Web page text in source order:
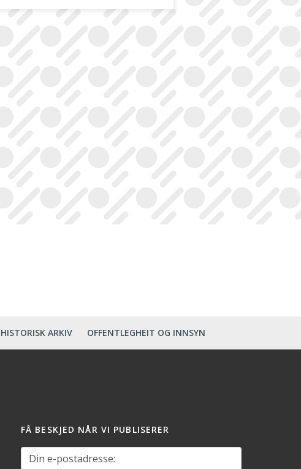
HISTORISK ARKIV OFFENTLEGHEIT OG INNSYN
FÅ BESKJED NÅR VI PUBLISERER
Din e-postadresse: